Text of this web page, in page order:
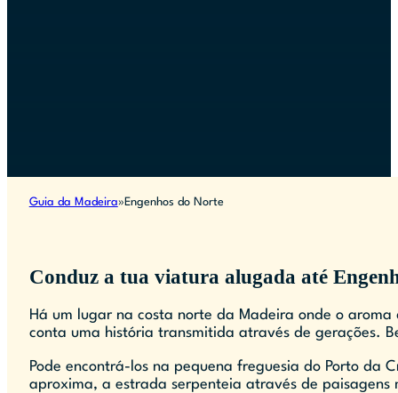
Guia da Madeira Engenhos do Norte
Conduz a tua viatura alugada até
Há um lugar na costa norte da Madeira onde o
conta uma história transmitida através de gerações.
Pode encontrá-los na pequena freguesia do Porto da
aproxima, a estrada serpenteia através de